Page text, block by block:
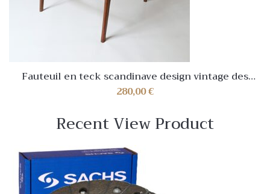
Fauteuil en teck scandinave design vintage des
années 70 1970
280,00€
Recent View Product